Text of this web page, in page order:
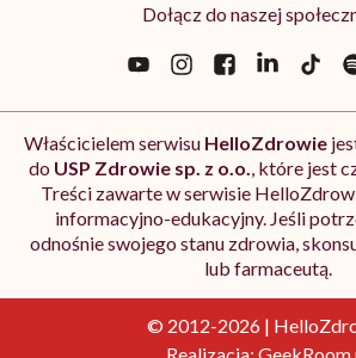
Dołącz do naszej
Właścicielem serwisu HelloZdrowie
do USP Zdrowie sp. z o.o., które jest
Treści zawarte w serwisie
informacyjno-edukacyjny. Jeśli
odnośnie swojego stanu zdrowia,
lub farmaceutą.
© 2012-2026 |